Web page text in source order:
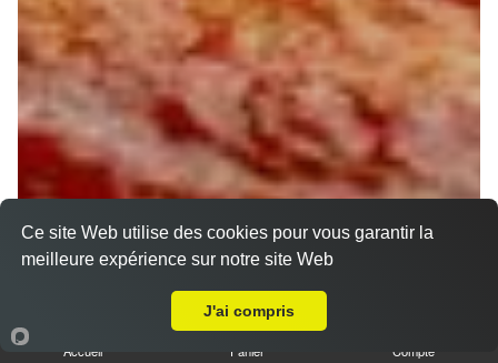
Accueil Panier Compte
Ce site Web utilise des cookies pour vous garantir la
meilleure expérience sur notre site Web
J'ai compris